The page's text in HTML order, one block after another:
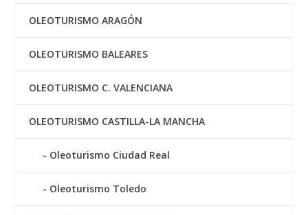
OLEOTURISMO ARAGÓN
OLEOTURISMO BALEARES
OLEOTURISMO C. VALENCIANA
OLEOTURISMO CASTILLA-LA MANCHA
Oleoturismo Ciudad Real
Oleoturismo Toledo